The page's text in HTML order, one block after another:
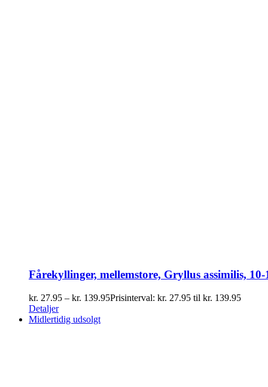
Fårekyllinger, mellemstore, Gryllus assimilis,
kr. 27.95 – kr. 139.95Prisinterval: kr. 27.95 til kr. 139.95
Detaljer
Midlertidig udsolgt